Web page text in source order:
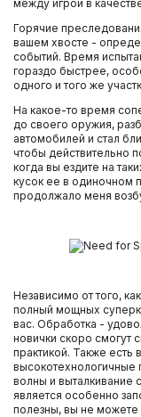
между игрой в
Горячие
вашем хвосте -
событий. Время
гораздо быстрее,
одного и того же
На какое-то время
до своего оружия,
автомобилей и стал
чтобы действительно
когда вы ездите на
кусок ее в одиночном
продолжало меня
Независимо от того,
полный мощных
вас. Обработка -
новички скоро смогут
практикой. Также есть
высокотехнологичные
волны и выталкивание
является особенно
полезны, вы не